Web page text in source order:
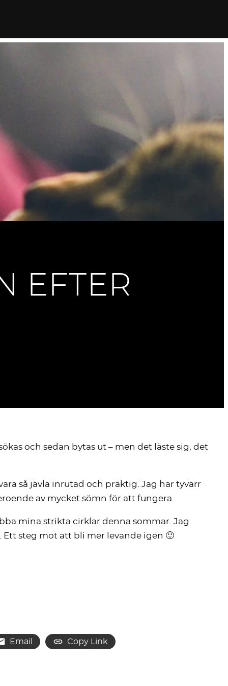
EFTER
och sedan bytas ut – men det läste sig, det
så jävla inrutad och präktig. Jag har tyvärr
av mycket sömn för att fungera.
mina strikta cirklar denna sommar. Jag
steg mot att bli mer levande igen 🙂
Email Copy Link